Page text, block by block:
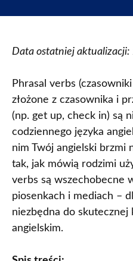
Data ostatniej aktualizacji:
Phrasal verbs
złożone z czasownika i
(np. get up, check in) są
codziennego języka
nim Twój angielski brzmi
tak, jak mówią rodzimi
verbs są wszechobecne
piosenkach i mediach –
niezbędna do skutecznej
angielskim.